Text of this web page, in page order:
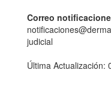
Correo
judicial
Última Actualización: